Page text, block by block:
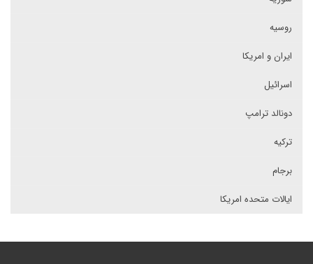
روسیه
ایران و امریکا
اسرائیل
دونالد ترامپ
ترکیه
برجام
ایالات متحده امریکا